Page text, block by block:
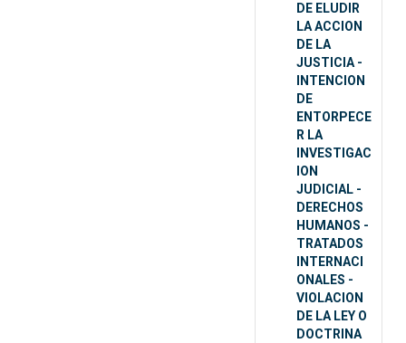
DE ELUDIR
LA ACCION
DE LA
JUSTICIA -
INTENCION
DE
ENTORPECE
R LA
INVESTIGAC
ION
JUDICIAL -
DERECHOS
HUMANOS -
TRATADOS
INTERNACI
ONALES -
VIOLACION
DE LA LEY O
DOCTRINA